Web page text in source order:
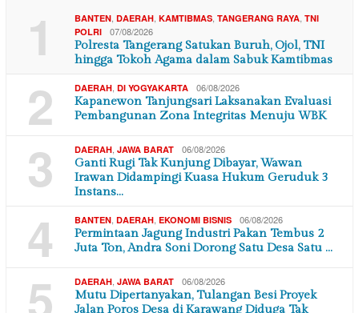
1 BANTEN, DAERAH, KAMTIBMAS, TANGERANG RAYA, TNI
POLRI
07/08/2026
Polresta Tangerang Satukan Buruh, Ojol, TNI
hingga Tokoh Agama dalam Sabuk Kamtibmas
2 DAERAH, DI YOGYAKARTA 06/08/2026
Kapanewon Tanjungsari Laksanakan Evaluasi
Pembangunan Zona Integritas Menuju WBK
3 DAERAH, JAWA BARAT 06/08/2026
Ganti Rugi Tak Kunjung Dibayar, Wawan
Irawan Didampingi Kuasa Hukum Geruduk 3
Instans…
4 BANTEN, DAERAH, EKONOMI BISNIS 06/08/2026
Permintaan Jagung Industri Pakan Tembus 2
Juta Ton, Andra Soni Dorong Satu Desa Satu …
5 DAERAH, JAWA BARAT 06/08/2026
Mutu Dipertanyakan, Tulangan Besi Proyek
Jalan Poros Desa di Karawang Diduga Tak